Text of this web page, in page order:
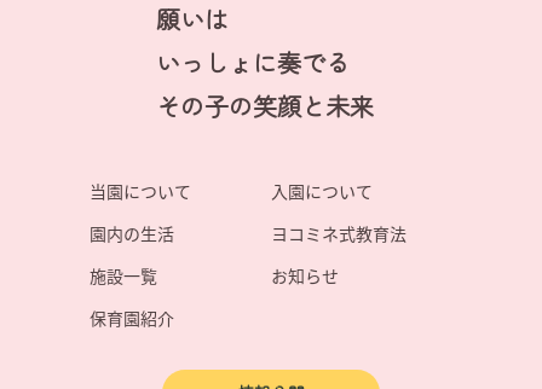
願いは
いっしょに奏でる
その子の笑顔と未来
当園について
入園について
園内の生活
ヨコミネ式教育法
施設一覧
お知らせ
保育園紹介